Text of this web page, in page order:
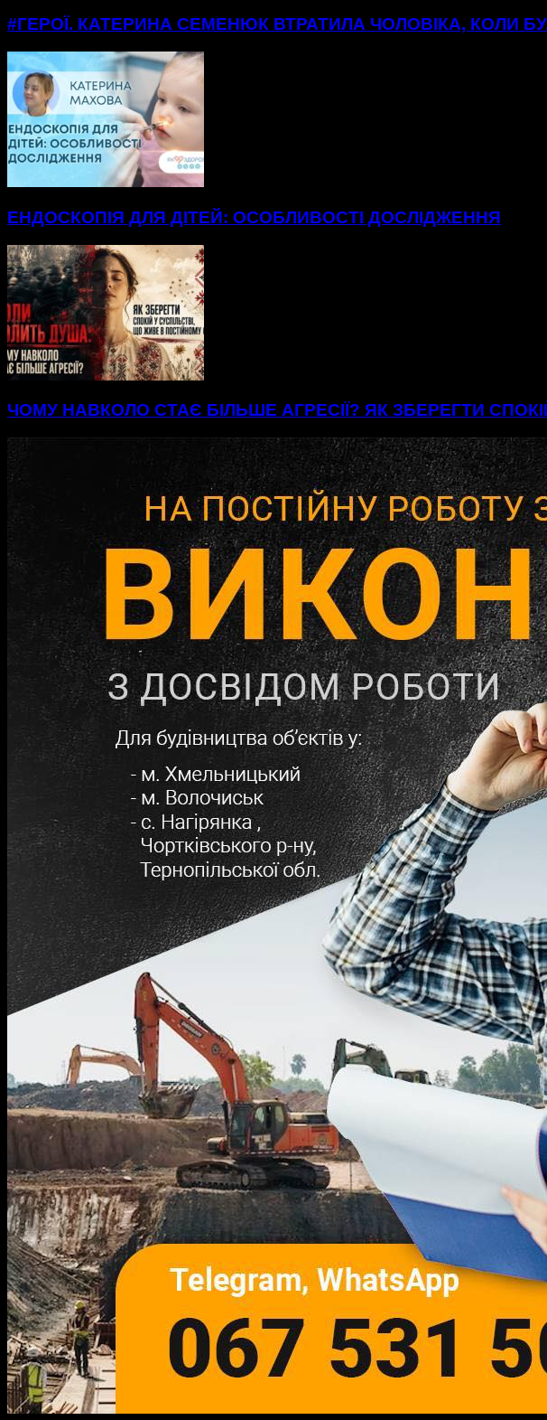
#ГЕРОЇ. КАТЕРИНА СЕМЕНЮК ВТРАТИЛА ЧОЛОВІКА, КОЛИ
ЕНДОСКОПІЯ ДЛЯ ДІТЕЙ: ОСОБЛИВОСТІ ДОСЛІДЖЕННЯ
ЧОМУ НАВКОЛО СТАЄ БІЛЬШЕ АГРЕСІЇ? ЯК ЗБЕРЕГТИ